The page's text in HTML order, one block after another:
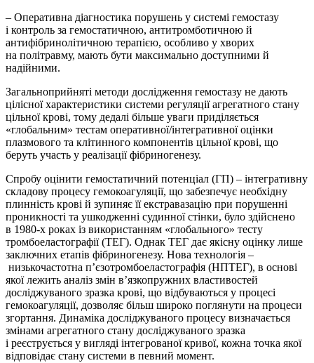
– Оперативна діагностика порушень у системі гемо­стазу
і контроль за гемостатичною, антитромботичною й
антифібринолітичною терапією, особливо у хворих
на політравму, мають бути максимально доступними й
надійними.
Загальноприйняті методи дослідження гемостазу не дають
цілісної характеристики системи регуляції агрегатного стану
цільної крові, тому дедалі більше уваги приділяється
«глобальним» тестам оперативної/інтегративної оцінки
плазмового та клітинного компонентів цільної крові, що
беруть участь у реалізації фібриногенезу.
Спробу оцінити гемостатичний потенціал (ГП) – інтегративну
складову процесу гемокоагуляції, що забезпечує необхідну
плинність крові й зупиняє її екстравазацію при порушенні
проникності та ушкодженні судинної стінки, було здійснено
в 1980-х роках із використанням «глобального» тесту
тромбоеластографії (ТЕГ). Однак ТЕГ дає якісну оцінку лише
заключних етапів фібриногенезу. Нова технологія –
низькочастотна п’єзотромбоеластографія (НПТЕГ), в основі
якої лежить аналіз змін в’язко­пружних властивостей
досліджуваного зразка крові, що відбуваються у процесі
гемокоагуляції, дозволяє більш широко поглянути на процеси
згортання. Динаміка досліджуваного процесу визначається
змінами агрегатного стану досліджуваного зразка
і реєструється у вигляді інтегрованої кривої, кожна точка якої
відповідає стану системи в певний момент.